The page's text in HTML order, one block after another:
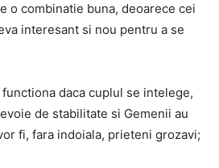
o combinatie buna, deoarece cei
interesant si nou pentru a se
daca cuplul se intelege,
de stabilitate si Gemenii au
fi, fara indoiala, prieteni grozavi;